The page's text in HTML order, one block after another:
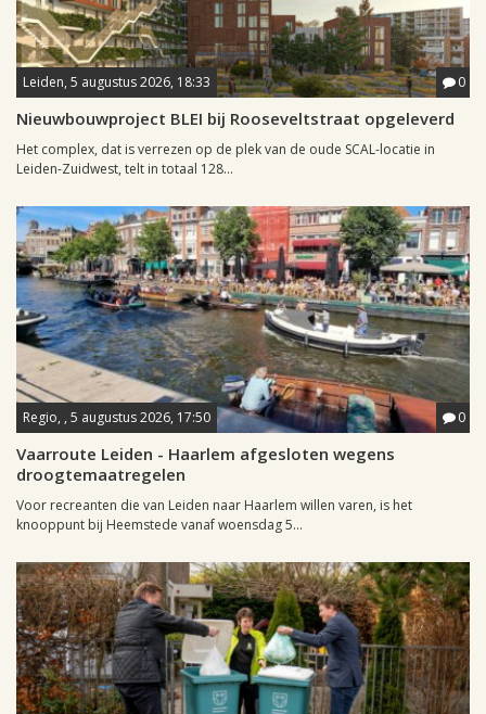
Leiden, 5 augustus 2026, 18:33 0
Nieuwbouwproject BLEI bij Rooseveltstraat opgeleverd
Het complex, dat is verrezen op de plek van de oude SCAL-locatie in
Leiden-Zuidwest, telt in totaal 128...
Regio, , 5 augustus 2026, 17:50 0
Vaarroute Leiden - Haarlem afgesloten wegens
droogtemaatregelen
Voor recreanten die van Leiden naar Haarlem willen varen, is het
knooppunt bij Heemstede vanaf woensdag 5...